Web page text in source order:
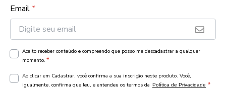
Email*
Aceito receber conteúdo e compreendo que posso me descadastrar a qualquer
momento. *
Ao clicar em Cadastrar, você confirma a sua inscrição neste produto. Você,
igualmente, confirma que leu, e entendeu os termos da Política de Privacidade *